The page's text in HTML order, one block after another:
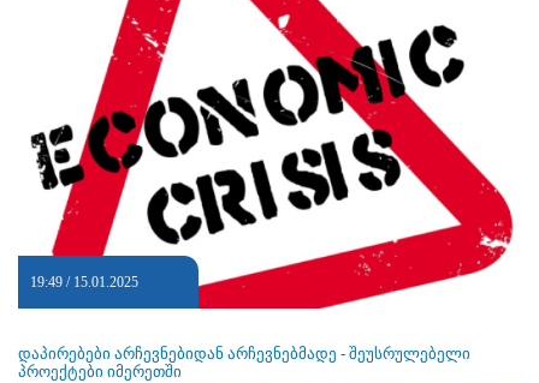
19:49 / 15.01.2025
დაპირებები არჩევნებიდან არჩევნებმადე - შეუსრულებელი
პროექტები იმერეთში